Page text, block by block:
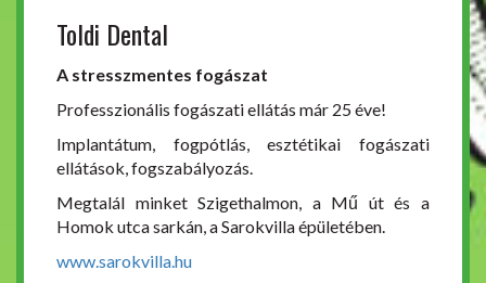
Toldi Dental
A stresszmentes fogászat
Professzionális fogászati ellátás már 25 éve!
Implantátum, fogpótlás, esztétikai fogászati
ellátások, fogszabályozás.
Megtalál minket Szigethalmon, a Mű út és a
Homok utca sarkán, a Sarokvilla épületében.
www.sarokvilla.hu